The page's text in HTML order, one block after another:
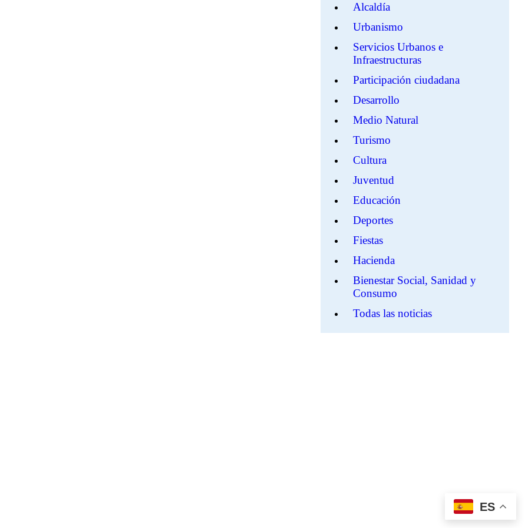
Alcaldía
Urbanismo
Servicios Urbanos e
Infraestructuras
Participación ciudadana
Desarrollo
Medio Natural
Turismo
Cultura
Juventud
Educación
Deportes
Fiestas
Hacienda
Bienestar Social, Sanidad y
Consumo
Todas las noticias
ES